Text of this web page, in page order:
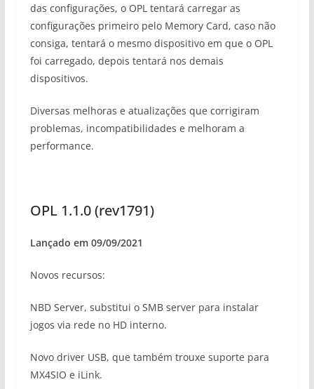
das configurações, o OPL tentará carregar as
configurações primeiro pelo Memory Card, caso não
consiga, tentará o mesmo dispositivo em que o OPL
foi carregado, depois tentará nos demais
dispositivos.
Diversas melhoras e atualizações que corrigiram
problemas, incompatibilidades e melhoram a
performance.
OPL 1.1.0 (rev1791)
Lançado em 09/09/2021
Novos recursos:
NBD Server, substitui o SMB server para instalar
jogos via rede no HD interno.
Novo driver USB, que também trouxe suporte para
MX4SIO e iLink.